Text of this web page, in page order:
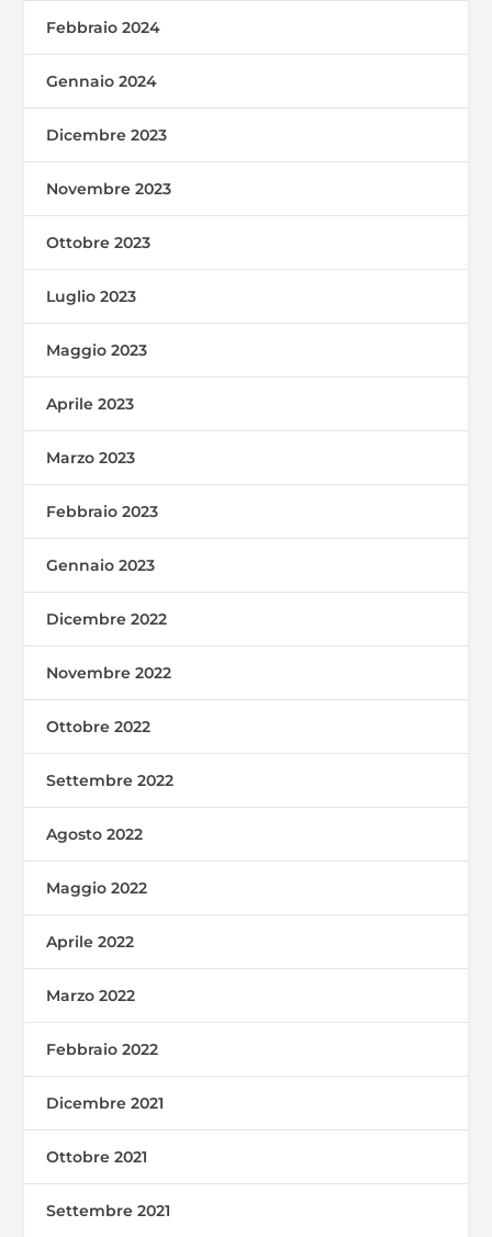
Febbraio 2024
Gennaio 2024
Dicembre 2023
Novembre 2023
Ottobre 2023
Luglio 2023
Maggio 2023
Aprile 2023
Marzo 2023
Febbraio 2023
Gennaio 2023
Dicembre 2022
Novembre 2022
Ottobre 2022
Settembre 2022
Agosto 2022
Maggio 2022
Aprile 2022
Marzo 2022
Febbraio 2022
Dicembre 2021
Ottobre 2021
Settembre 2021